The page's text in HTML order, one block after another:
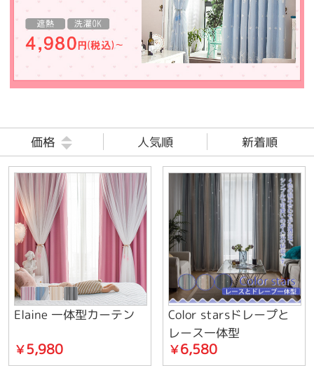
価格 人気順 新着順
Elaine 一体型カーテン
￥5,980
Color starsドレープと
レース一体型
￥6,580